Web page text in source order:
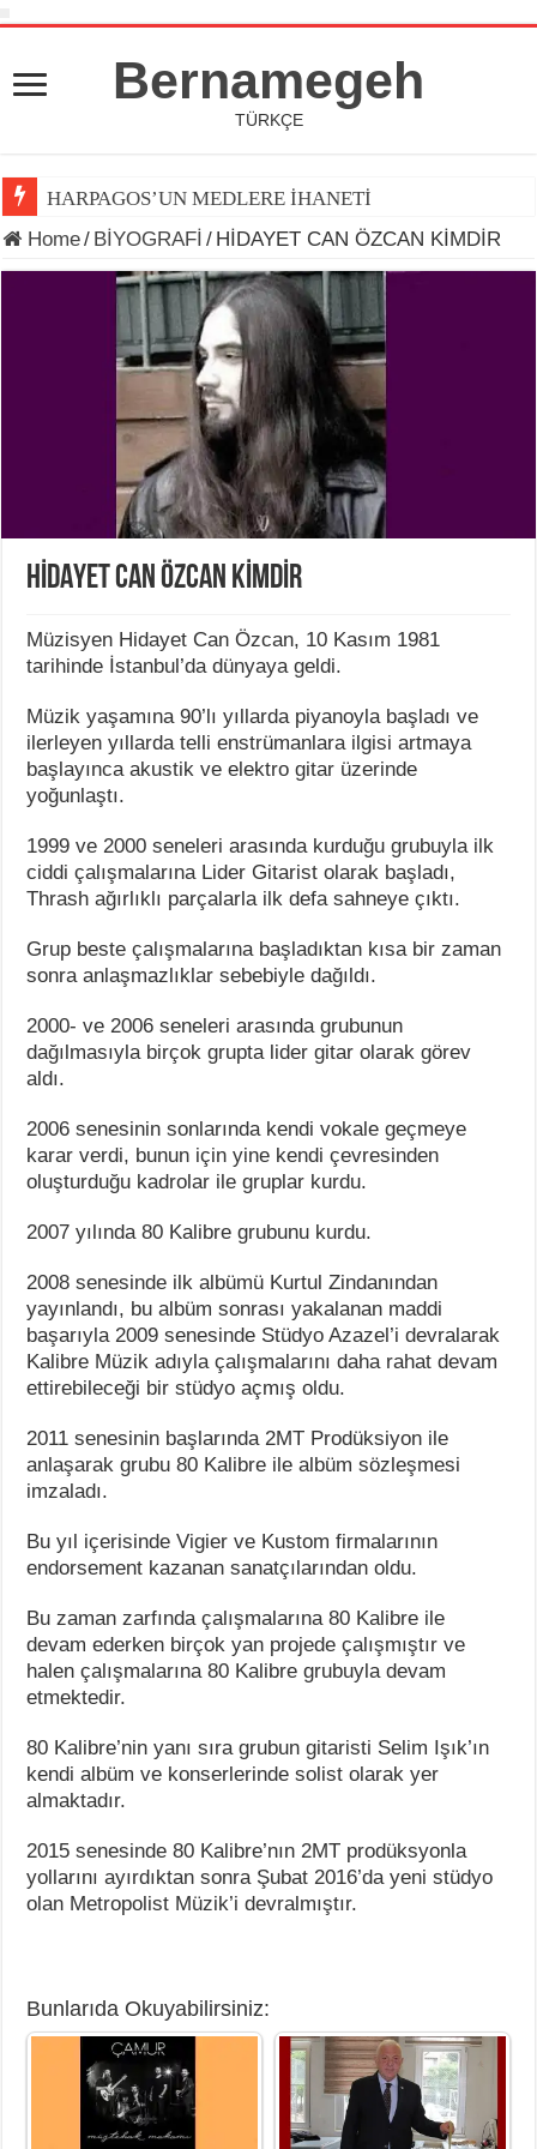
Bernamegeh
TÜRKÇE
HARPAGOS’UN MEDLERE İHANETİ
Home/ BİYOGRAFİ / HİDAYET CAN ÖZCAN KİMDİR
HİDAYET CAN ÖZCAN KİMDİR
Müzisyen Hidayet Can Özcan, 10 Kasım 1981
tarihinde İstanbul’da dünyaya geldi.
Müzik yaşamına 90’lı yıllarda piyanoyla başladı ve
ilerleyen yıllarda telli enstrümanlara ilgisi artmaya
başlayınca akustik ve elektro gitar üzerinde
yoğunlaştı.
1999 ve 2000 seneleri arasında kurduğu grubuyla ilk
ciddi çalışmalarına Lider Gitarist olarak başladı,
Thrash ağırlıklı parçalarla ilk defa sahneye çıktı.
Grup beste çalışmalarına başladıktan kısa bir zaman
sonra anlaşmazlıklar sebebiyle dağıldı.
2000- ve 2006 seneleri arasında grubunun
dağılmasıyla birçok grupta lider gitar olarak görev
aldı.
2006 senesinin sonlarında kendi vokale geçmeye
karar verdi, bunun için yine kendi çevresinden
oluşturduğu kadrolar ile gruplar kurdu.
2007 yılında 80 Kalibre grubunu kurdu.
2008 senesinde ilk albümü Kurtul Zindanından
yayınlandı, bu albüm sonrası yakalanan maddi
başarıyla 2009 senesinde Stüdyo Azazel’i devralarak
Kalibre Müzik adıyla çalışmalarını daha rahat devam
ettirebileceği bir stüdyo açmış oldu.
2011 senesinin başlarında 2MT Prodüksiyon ile
anlaşarak grubu 80 Kalibre ile albüm sözleşmesi
imzaladı.
Bu yıl içerisinde Vigier ve Kustom firmalarının
endorsement kazanan sanatçılarından oldu.
Bu zaman zarfında çalışmalarına 80 Kalibre ile
devam ederken birçok yan projede çalışmıştır ve
halen çalışmalarına 80 Kalibre grubuyla devam
etmektedir.
80 Kalibre’nin yanı sıra grubun gitaristi Selim Işık’ın
kendi albüm ve konserlerinde solist olarak yer
almaktadır.
2015 senesinde 80 Kalibre’nın 2MT prodüksyonla
yollarını ayırdıktan sonra Şubat 2016’da yeni stüdyo
olan Metropolist Müzik’i devralmıştır.
Bunlarıda Okuyabilirsiniz: